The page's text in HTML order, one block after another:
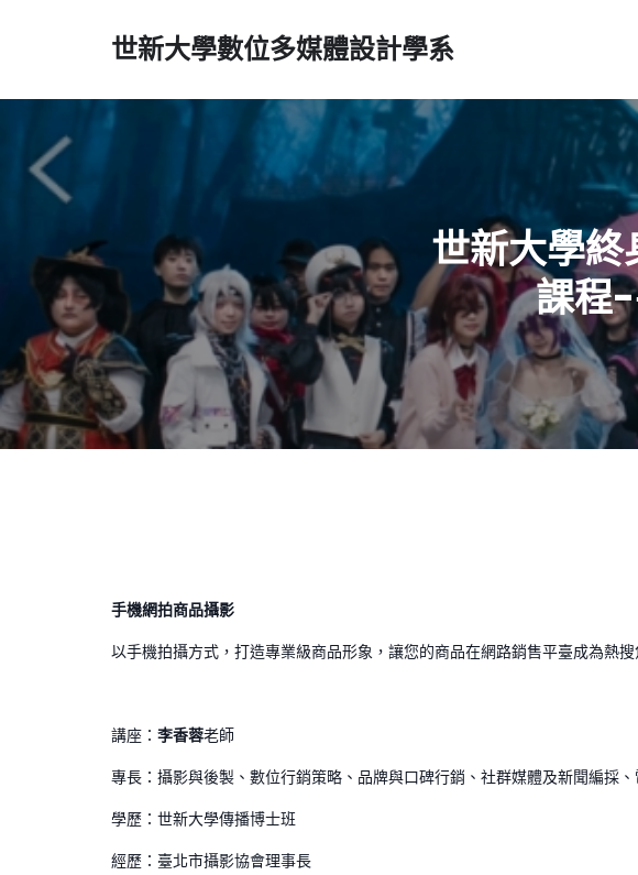
世新大學數位多媒體設計學系
世新大學
課程
手機網拍商品攝影
以手機拍攝方式，打造專業級商品形象，讓您的商品在網路銷售平臺成為熱搜
講座： 李香蓉老師
專長：攝影與後製、數位行銷策略、品牌與口碑行銷、社群媒體及新聞編採
學歷：世新大學傳播博士班
經歷：臺北市攝影協會理事長